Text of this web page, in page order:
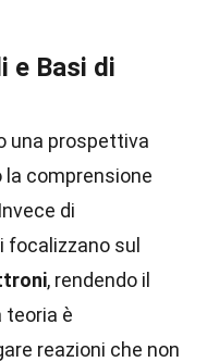
e Basi di
una prospettiva
la comprensione
di
sul
, rendendo il
teoria è
reazioni che non